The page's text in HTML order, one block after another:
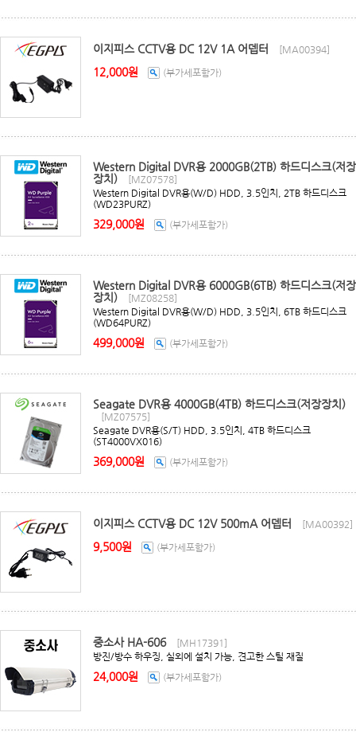
이지피스 CCTV용 DC 12V 1A 어뎁터 [MA00394]
12,000원 (부가세포함가)
Western Digital DVR용 2000GB(2TB) 하드디스크(저장
장치)
[MZ07578]
Western Digital DVR용(W/D) HDD, 3.5인치, 2TB 하드디스크
(WD23PURZ)
329,000원 (부가세포함가)
Western Digital DVR용 6000GB(6TB) 하드디스크(저장
장치)
[MZ08258]
Western Digital DVR용(W/D) HDD, 3.5인치, 6TB 하드디스크
(WD64PURZ)
499,000원 (부가세포함가)
Seagate DVR용 4000GB(4TB) 하드디스크(저장장치)
[MZ07575]
Seagate DVR용(S/T) HDD, 3.5인치, 4TB 하드디스크
(ST4000VX016)
369,000원 (부가세포함가)
이지피스 CCTV용 DC 12V 500mA 어뎁터 [MA00392]
9,500원 (부가세포함가)
중소사 HA-606
[MH17391]
방진/방수 하우징, 실외에 설치 가능, 견고한 스틸 재질
24,000원 (부가세포함가)